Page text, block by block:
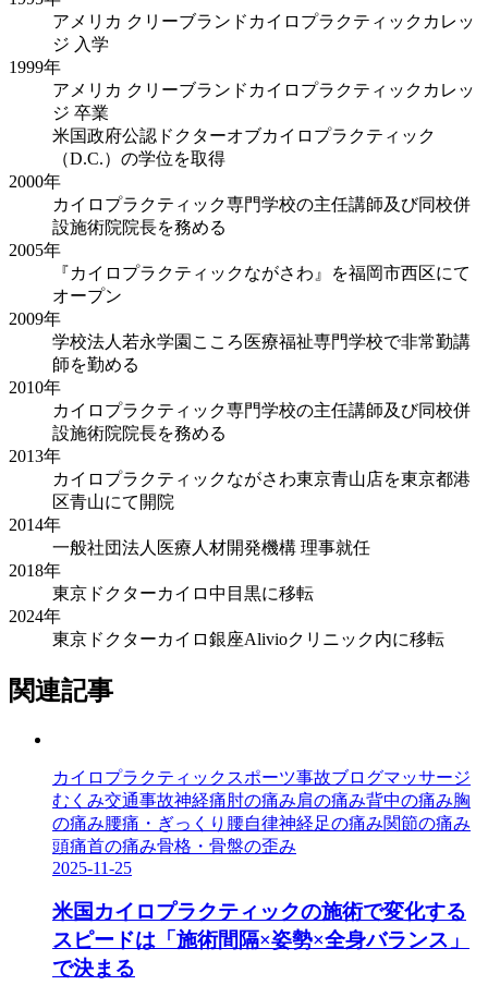
アメリカ クリーブランドカイロプラクティックカレッ
ジ 入学
1999年
アメリカ クリーブランドカイロプラクティックカレッ
ジ 卒業
米国政府公認ドクターオブカイロプラクティック
（D.C.）の学位を取得
2000年
カイロプラクティック専門学校の主任講師及び同校併
設施術院院長を務める
2005年
『カイロプラクティックながさわ』を福岡市西区にて
オープン
2009年
学校法人若永学園こころ医療福祉専門学校で非常勤講
師を勤める
2010年
カイロプラクティック専門学校の主任講師及び同校併
設施術院院長を務める
2013年
カイロプラクティックながさわ東京青山店を東京都港
区青山にて開院
2014年
一般社団法人医療人材開発機構 理事就任
2018年
東京ドクターカイロ中目黒に移転
2024年
東京ドクターカイロ銀座Alivioクリニック内に移転
関連記事
カイロプラクティック スポーツ事故ブログマッサージ
むくみ交通事故神経痛 肘の痛み肩の痛み背中の痛み胸
の痛み腰痛・ぎっくり腰自律神経足の痛み関節の痛み
頭痛首の痛み骨格・骨盤の歪み
2025-11-25
米国カイロプラクティックの施術で変化する
スピードは「施術間隔×姿勢×全身バランス」
で決まる